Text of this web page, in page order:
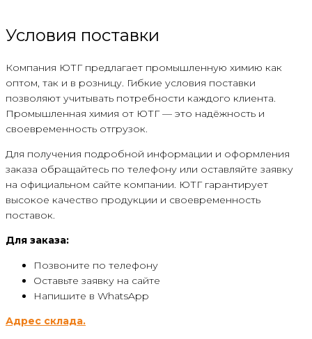
Условия поставки
Компания ЮТГ предлагает промышленную химию как
оптом, так и в розницу. Гибкие условия поставки
позволяют учитывать потребности каждого клиента.
Промышленная химия от ЮТГ — это надёжность и
своевременность отгрузок.
Для получения подробной информации и оформления
заказа обращайтесь по телефону или оставляйте заявку
на официальном сайте компании. ЮТГ гарантирует
высокое качество продукции и своевременность
поставок.
Для заказа:
Позвоните по телефону
Оставьте заявку на сайте
Напишите в WhatsApp
Адрес склада.